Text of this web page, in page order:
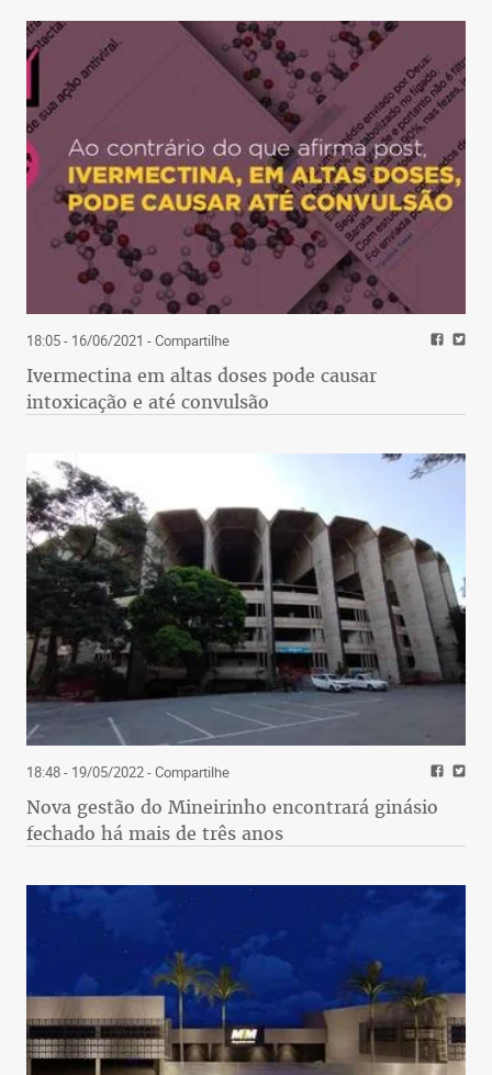
18:05 - 16/06/2021 - Compartilhe
Ivermectina em altas doses pode causar
intoxicação e até convulsão
18:48 - 19/05/2022- Compartilhe
Nova gestão do Mineirinho encontrará ginásio
fechado há mais de três anos